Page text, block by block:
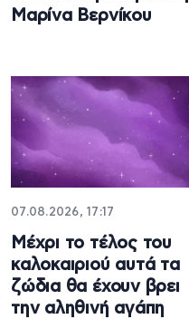
Μαρίνα Βερνίκου
07.08.2026, 17:17
Μέχρι το τέλος του
καλοκαιριού αυτά τα
ζώδια θα έχουν βρει
την αληθινή αγάπη